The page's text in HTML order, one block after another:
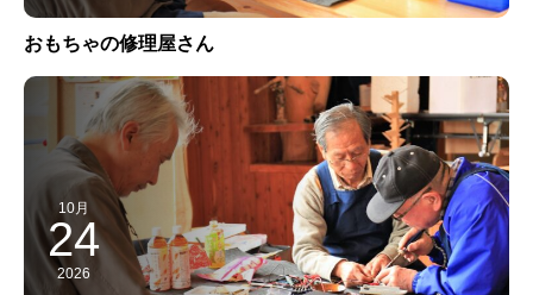
おもちゃの修理屋さん
10月
24
2026